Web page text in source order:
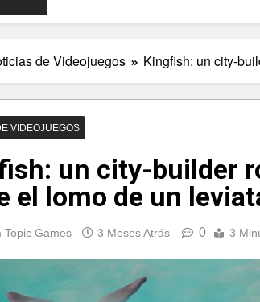
de Videojuegos Kingfish: un city-
VIDEOJUEGOS
un city-builder
el lomo de un
Topic Games 3 Meses Atrás 0 3